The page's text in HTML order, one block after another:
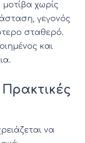
χωρίς
γεγονός
σταθερό.
και
Πρακτικές
να